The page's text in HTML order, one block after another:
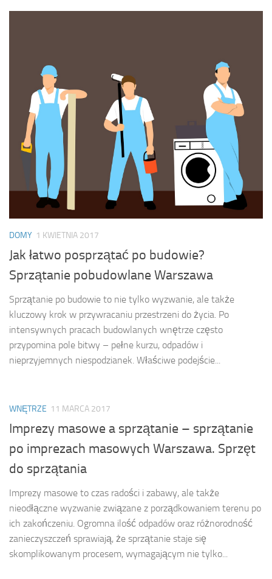
DOMY 1 KWIETNIA 2017
Jak łatwo posprzątać po budowie?
Sprzątanie pobudowlane Warszawa
Sprzątanie po budowie to nie tylko wyzwanie, ale także
kluczowy krok w przywracaniu przestrzeni do życia. Po
intensywnych pracach budowlanych wnętrze często
przypomina pole bitwy – pełne kurzu, odpadów i
nieprzyjemnych niespodzianek. Właściwe podejście...
WNĘTRZE 11 MARCA 2017
Imprezy masowe a sprzątanie – sprzątanie
po imprezach masowych Warszawa. Sprzęt
do sprzątania
Imprezy masowe to czas radości i zabawy, ale także
nieodłączne wyzwanie związane z porządkowaniem terenu po
ich zakończeniu. Ogromna ilość odpadów oraz różnorodność
zanieczyszczeń sprawiają, że sprzątanie staje się
skomplikowanym procesem, wymagającym nie tylko...